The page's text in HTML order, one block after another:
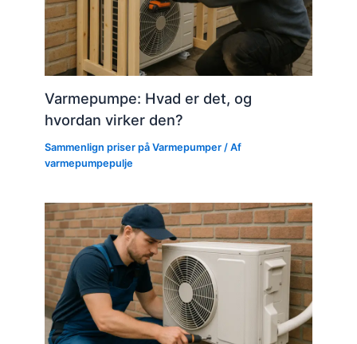
Varmepumpe: Hvad er det, og
hvordan virker den?
Sammenlign priser på Varmepumper / Af
varmepumpepulje